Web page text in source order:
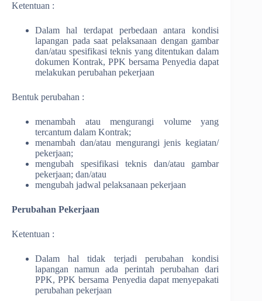
Ketentuan :
Dalam hal terdapat perbedaan antara kondisi
lapangan pada saat pelaksanaan dengan gambar
dan/atau spesifikasi teknis yang ditentukan dalam
dokumen Kontrak, PPK bersama Penyedia dapat
melakukan perubahan pekerjaan
Bentuk perubahan :
menambah atau mengurangi volume yang
tercantum dalam Kontrak;
menambah dan/atau mengurangi jenis kegiatan/
pekerjaan;
mengubah spesifikasi teknis dan/atau gambar
pekerjaan; dan/atau
mengubah jadwal pelaksanaan pekerjaan
Perubahan Pekerjaan
Ketentuan :
Dalam hal tidak terjadi perubahan kondisi
lapangan namun ada perintah perubahan dari
PPK, PPK bersama Penyedia dapat menyepakati
perubahan pekerjaan